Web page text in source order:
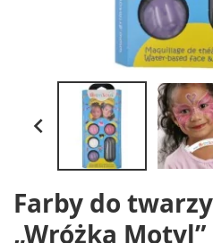

Farby do
„Wróżka